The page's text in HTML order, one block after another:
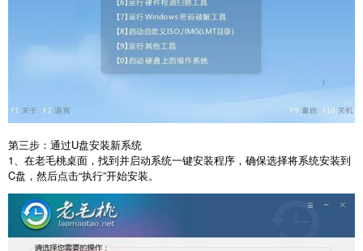
第三步：通过U盘安装新系统
1、在老毛桃桌面，找到并启动系统一键安装程序，确保选择将系统安装到
C盘，然后点击“执行”开始安装。